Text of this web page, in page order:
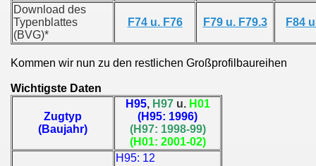
Download des
Typenblattes
(BVG)*
F74 u. F76 F79 u. F79.3 F84
Kommen wir nun zu den restlichen Großprofilbaureihen
Wichtigste Daten
Zugtyp
(Baujahr)
H95, H97u. H01
(H95: 1996)
(H97: 1998-99)
(H01: 2001-02)
H95: 12